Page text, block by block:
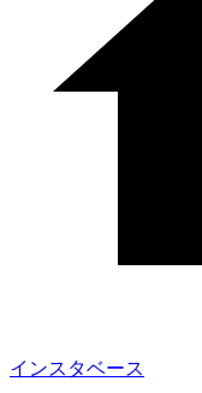
インスタベース